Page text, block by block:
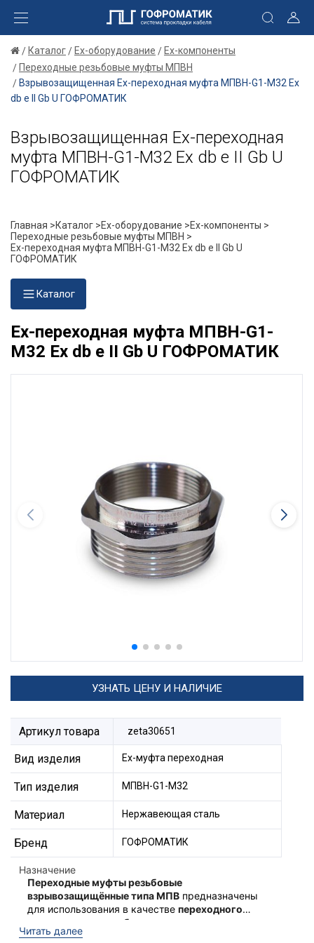
Каталог Ex-оборудование
Ex-компоненты
Переходные резьбовые муфты МПВН
Взрывозащищенная Ex-переходная муфта МПВН-G1-М32 Ех
db e II Gb U ГОФРОМАТИК
Взрывозащищенная Ex-переходная
муфта МПВН-G1-М32 Ех db e II Gb U
ГОФРОМАТИК
Главная >Каталог >Ex-оборудование >Ex-компоненты >
Переходные резьбовые муфты МПВН >
Ex-переходная муфта МПВН-G1-М32 Ех db e II Gb U
ГОФРОМАТИК
Каталог
Ex-переходная муфта МПВН-G1-
М32 Ех db e II Gb U ГОФРОМАТИК
УЗНАТЬ ЦЕНУ И НАЛИЧИЕ
Артикул товара zeta30651
Вид изделия Ех-муфта переходная
Тип изделия МПВН-G1-М32
Материал Нержавеющая сталь
Бренд ГОФРОМАТИК
Назначение
Переходные муфты резьбовые
взрывозащищённые типа МПВ предназначены
для использования в качестве переходного
элемента между кабельным вводом и
оборудованием
Ex-переходные муфты типа
Читать далее